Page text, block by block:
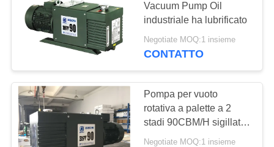
BAOSI
COMPRESSOR
MAPPA
DEL
SITO
pulsometro di radici
25
Vacuum Pump Oil
industriale ha lubrificato
Negotiate MOQ:1 insieme
CONTATTO
Pompa per vuoto
rotativa a palette a 2
stadi 90CBM/H sigillata
a olio
Negotiate MOQ:1 insieme